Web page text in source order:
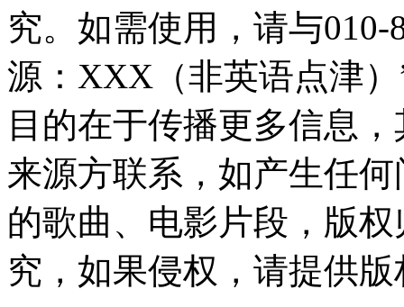
究。如需使用，请与010-
源：XXX（非英语点津
目的在于传播更多信息
来源方联系，如产生任
的歌曲、电影片段，版
究，如果侵权，请提供